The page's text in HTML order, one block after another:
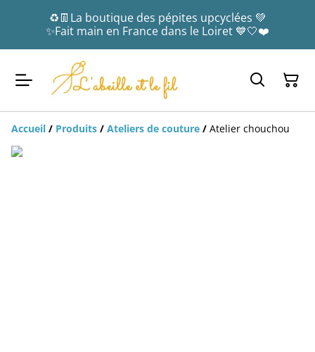
♻️👖La boutique des pépites upcyclées 💚
✨Fait main en France dans le Loiret 💙🤍❤️
Accueil / Produits / Ateliers de couture / Atelier chouchou